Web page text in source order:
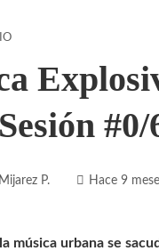
#0/
P. Hace 9
música urbana se